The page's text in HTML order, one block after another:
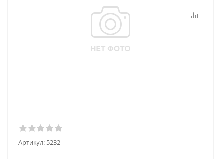
Артикул: 5232